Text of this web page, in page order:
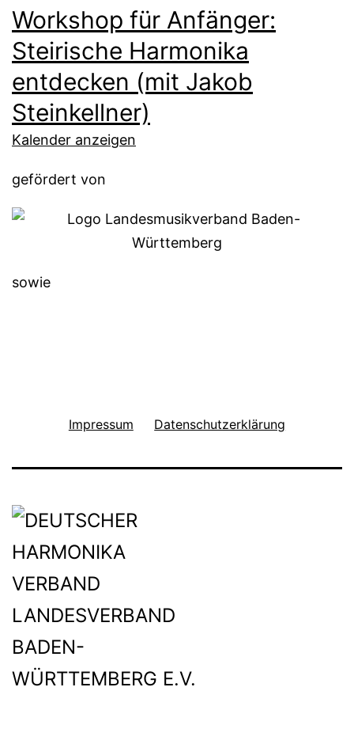
Workshop für Anfänger:
Steirische Harmonika
entdecken (mit Jakob
Steinkellner)
Kalender anzeigen
gefördert von
sowie
Impressum Datenschutzerklärung